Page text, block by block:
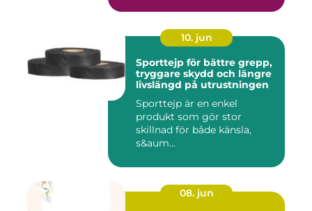
10. jun
Sporttejp för bättre grepp,
tryggare skydd och längre
livslängd på utrustningen
Sporttejp är en enkel
produkt som gör stor
skillnad för både känsla,
s&aum...
08. jun